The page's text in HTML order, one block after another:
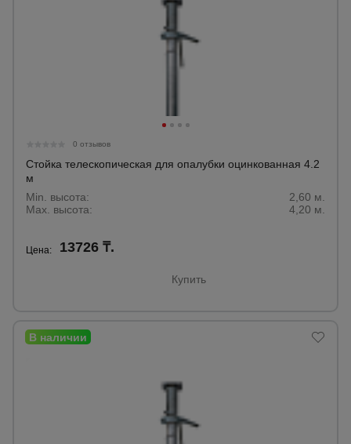
0 отзывов
Стойка телескопическая для опалубки оцинкованная 4.2
м
Min. высота:
2,60 м.
Max. высота:
4,20 м.
Цена: 13726 ₸.
Купить